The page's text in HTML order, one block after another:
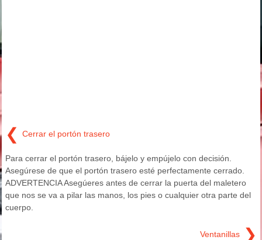
❮ Cerrar el portón trasero
Para cerrar el portón trasero, bájelo y empújelo con decisión.
Asegúrese de que el portón trasero esté perfectamente cerrado.
ADVERTENCIA Asegúeres antes de cerrar la puerta del maletero
que nos se va a pilar las manos, los pies o cualquier otra parte del
cuerpo.
Ventanillas ❯